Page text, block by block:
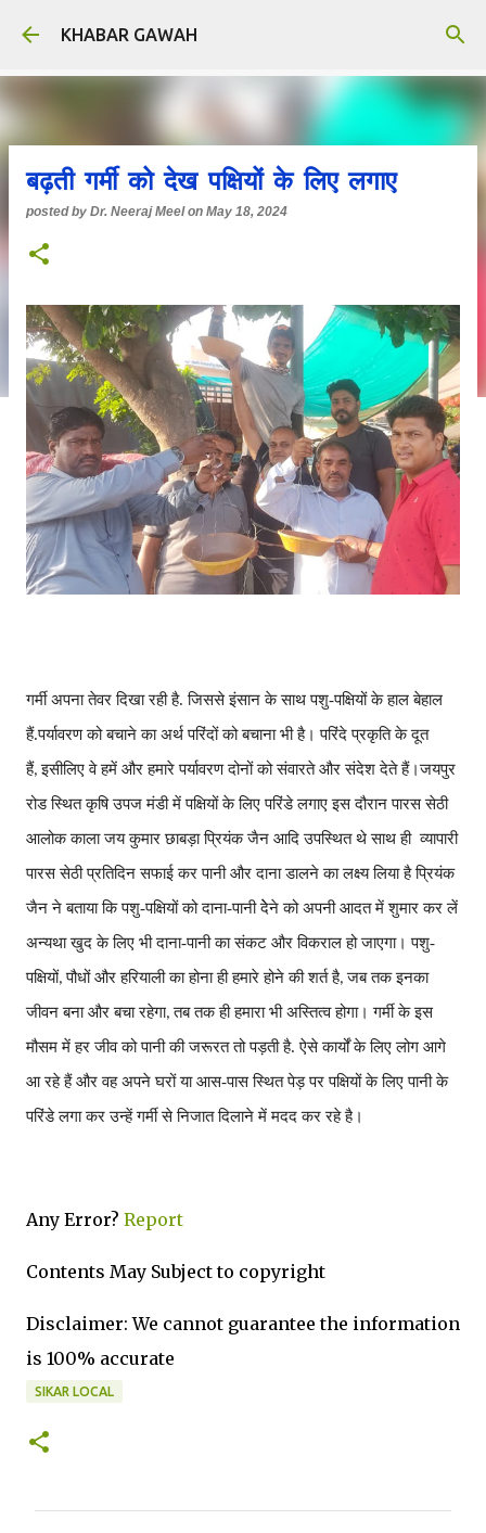
Skip to main content
KHABAR GAWAH
बढ़ती गर्मी को देख पक्षियों के लिए लगाए
posted by Dr. Neeraj Meel on May 18, 2024
गर्मी अपना तेवर दिखा रही है. जिससे इंसान के साथ पशु-पक्षियों के हाल बेहाल
हैं.पर्यावरण को बचाने का अर्थ परिंदों को बचाना भी है। परिंदे प्रकृति के दूत
हैं,इसीलिए वे हमें और हमारे पर्यावरण दोनों को संवारते और संदेश देते हैं।जयपुर
रोड स्थित कृषि उपज मंडी में पक्षियों के लिए परिंडे लगाए इस दौरान पारस सेठी
आलोक काला जय कुमार छाबड़ा प्रियंक जैन आदि उपस्थित थे साथ ही व्यापारी
पारस सेठी प्रतिदिन सफाई कर पानी और दाना डालने का लक्ष्य लिया है प्रियंक
जैन ने बताया कि पशु-पक्षियों को दाना-पानी देेने को अपनी आदत में शुमार कर लें
अन्यथा खुद के लिए भी दाना-पानी का संकट और विकराल हो जाएगा। पशु-
पक्षियों,पौधों और हरियाली का होना ही हमारे होने की शर्त है,जब तक इनका
जीवन बना और बचा रहेगा,तब तक ही हमारा भी अस्तित्व होगा। गर्मी के इस
मौसम में हर जीव को पानी की जरूरत तो पड़ती है. ऐसे कार्यों के लिए लोग आगे
आ रहे हैं और वह अपने घरों या आस-पास स्थित पेड़ पर पक्षियों के लिए पानी के
परिंडे लगा कर उन्हें गर्मी से निजात दिलाने में मदद कर रहे है ।
Any Error? Report
Contents May Subject to copyright
Disclaimer: We cannot guarantee the information
is 100% accurate
SIKAR LOCAL